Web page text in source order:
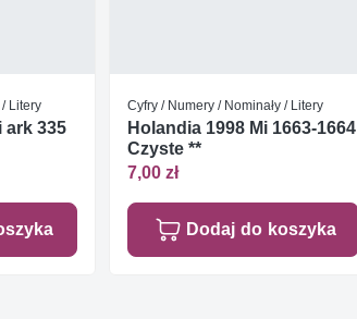
Litery
ark 335
Cyfry / Numery / Nominały / Litery
Holandia 1998 Mi 1663-1664
Czyste **
7,00 zł
Dodaj do koszyka